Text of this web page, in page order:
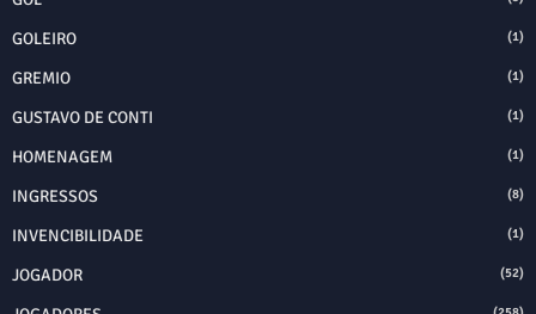
GOLEIRO (1)
GREMIO (1)
GUSTAVO DE CONTI (1)
HOMENAGEM (1)
INGRESSOS (8)
INVENCIBILIDADE (1)
JOGADOR (52)